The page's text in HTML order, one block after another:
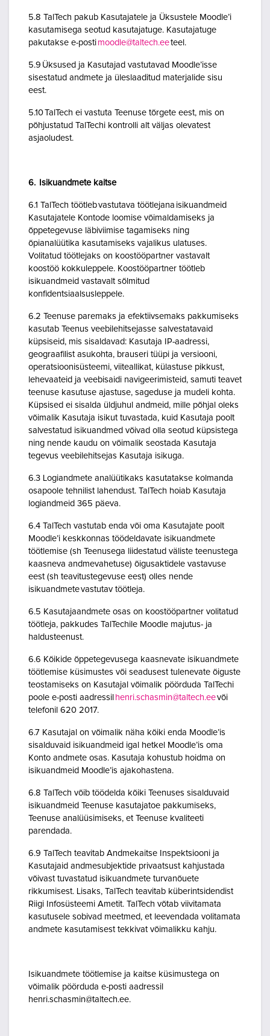
5.8 TalTech pakub Kasutajatele ja Üksustele Moodle’i
kasutamisega seotud kasutajatuge. Kasutajatuge
pakutakse e-posti moodle@taltech.eeteel.
5.9 Üksused ja Kasutajad vastutavad Moodle’isse
sisestatud andmete ja üleslaaditud materjalide sisu
eest.
5.10 TalTech ei vastuta Teenuse tõrgete eest, mis on
põhjustatud TalTechi kontrolli alt väljas olevatest
asjaoludest.
6. Isikuandmete kaitse
6.1 TalTech töötleb vastutava töötlejana isikuandmeid
Kasutajatele Kontode loomise võimaldamiseks ja
õppetegevuse läbiviimise tagamiseks ning
õpianalüütika kasutamiseks vajalikus ulatuses.
Volitatud töötlejaks on koostööpartner vastavalt
koostöö kokkuleppele. Koostööpartner töötleb
isikuandmeid vastavalt sõlmitud
konfidentsiaalsusleppele.
6.2 Teenuse paremaks ja efektiivsemaks pakkumiseks
kasutab Teenus veebilehitsejasse salvestatavaid
küpsiseid, mis sisaldavad: Kasutaja IP-aadressi,
geograafilist asukohta, brauseri tüüpi ja versiooni,
operatsioonisüsteemi, viiteallikat, külastuse pikkust,
lehevaateid ja veebisaidi navigeerimisteid, samuti teavet
teenuse kasutuse ajastuse, sageduse ja mudeli kohta.
Küpsised ei sisalda üldjuhul andmeid, mille põhjal oleks
võimalik Kasutaja isikut tuvastada, kuid Kasutaja poolt
salvestatud isikuandmed võivad olla seotud küpsistega
ning nende kaudu on võimalik seostada Kasutaja
tegevus veebilehitsejas Kasutaja isikuga.
6.3 Logiandmete analüütikaks kasutatakse kolmanda
osapoole tehnilist lahendust. TalTech hoiab Kasutaja
logiandmeid 365 päeva.
6.4 TalTech vastutab enda või oma Kasutajate poolt
Moodle’i keskkonnas töödeldavate isikuandmete
töötlemise (sh Teenusega liidestatud väliste teenustega
kaasneva andmevahetuse) õigusaktidele vastavuse
eest (sh teavitustegevuse eest) olles nende
isikuandmete vastutav töötleja.
6.5 Kasutajaandmete osas on koostööpartner volitatud
töötleja, pakkudes TalTechile Moodle majutus- ja
haldusteenust.
6.6 Kõikide õppetegevusega kaasnevate isikuandmete
töötlemise küsimustes või seadusest tulenevate õiguste
teostamiseks on Kasutajal võimalik pöörduda TalTechi
poole e-posti aadressil henri.schasmin@taltech.eevõi
telefonil 620 2017.
6.7 Kasutajal on võimalik näha kõiki enda Moodle’is
sisalduvaid isikuandmeid igal hetkel Moodle’is oma
Konto andmete osas. Kasutaja kohustub hoidma on
isikuandmeid Moodle’is ajakohastena.
6.8 TalTech võib töödelda kõiki Teenuses sisalduvaid
isikuandmeid Teenuse kasutajatoe pakkumiseks,
Teenuse analüüsimiseks, et Teenuse kvaliteeti
parendada.
6.9 TalTech teavitab Andmekaitse Inspektsiooni ja
Kasutajaid andmesubjektide privaatsust kahjustada
võivast tuvastatud isikuandmete turvanõuete
rikkumisest. Lisaks, TalTech teavitab küberintsidendist
Riigi Infosüsteemi Ametit. TalTech võtab viivitamata
kasutusele sobivad meetmed, et leevendada volitamata
andmete kasutamisest tekkivat võimalikku kahju.
Isikuandmete töötlemise ja kaitse küsimustega on
võimalik pöörduda e-posti aadressil
henri.schasmin@taltech.ee.